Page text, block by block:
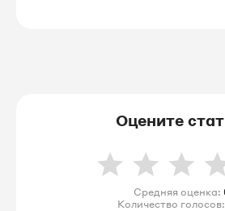
Оцените
Средняя оценка:
Количество голосов: